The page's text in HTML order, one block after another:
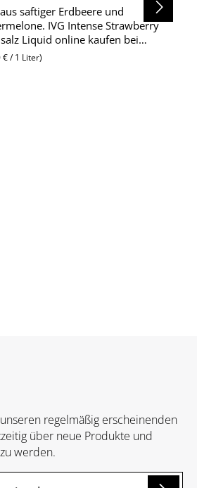
saftiger Erdbeere und
IVG Intense Strawberry
Liquid online kaufen bei
€ / 1 Liter)
regelmäßig erscheinenden
über neue Produkte und
werden.